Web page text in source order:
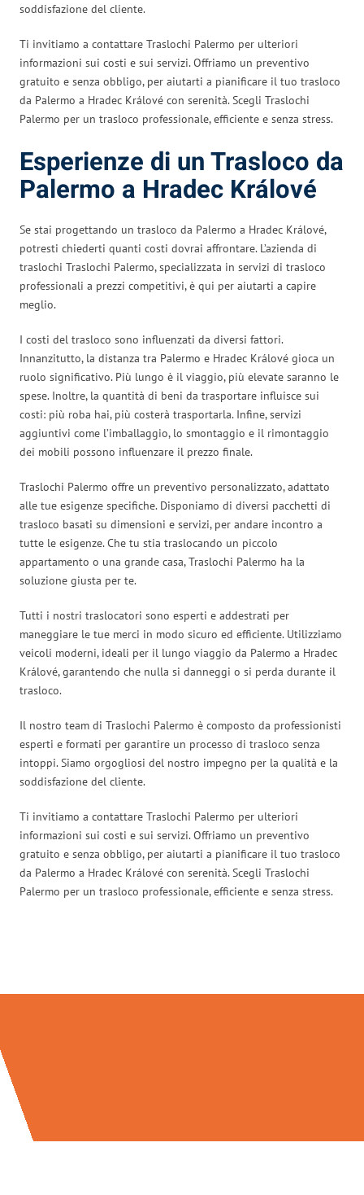
soddisfazione del cliente.
Ti invitiamo a contattare Traslochi Palermo per ulteriori
informazioni sui costi e sui servizi. Offriamo un preventivo
gratuito e senza obbligo, per aiutarti a pianificare il tuo trasloco
da Palermo a Hradec Králové con serenità. Scegli Traslochi
Palermo per un trasloco professionale, efficiente e senza stress.
Esperienze di un Trasloco da
Palermo a Hradec Králové
Se stai progettando un trasloco da Palermo a Hradec Králové,
potresti chiederti quanti costi dovrai affrontare. L’azienda di
traslochi Traslochi Palermo, specializzata in servizi di trasloco
professionali a prezzi competitivi, è qui per aiutarti a capire
meglio.
I costi del trasloco sono influenzati da diversi fattori.
Innanzitutto, la distanza tra Palermo e Hradec Králové gioca un
ruolo significativo. Più lungo è il viaggio, più elevate saranno le
spese. Inoltre, la quantità di beni da trasportare influisce sui
costi: più roba hai, più costerà trasportarla. Infine, servizi
aggiuntivi come l’imballaggio, lo smontaggio e il rimontaggio
dei mobili possono influenzare il prezzo finale.
Traslochi Palermo offre un preventivo personalizzato, adattato
alle tue esigenze specifiche. Disponiamo di diversi pacchetti di
trasloco basati su dimensioni e servizi, per andare incontro a
tutte le esigenze. Che tu stia traslocando un piccolo
appartamento o una grande casa, Traslochi Palermo ha la
soluzione giusta per te.
Tutti i nostri traslocatori sono esperti e addestrati per
maneggiare le tue merci in modo sicuro ed efficiente. Utilizziamo
veicoli moderni, ideali per il lungo viaggio da Palermo a Hradec
Králové, garantendo che nulla si danneggi o si perda durante il
trasloco.
Il nostro team di Traslochi Palermo è composto da professionisti
esperti e formati per garantire un processo di trasloco senza
intoppi. Siamo orgogliosi del nostro impegno per la qualità e la
soddisfazione del cliente.
Ti invitiamo a contattare Traslochi Palermo per ulteriori
informazioni sui costi e sui servizi. Offriamo un preventivo
gratuito e senza obbligo, per aiutarti a pianificare il tuo trasloco
da Palermo a Hradec Králové con serenità. Scegli Traslochi
Palermo per un trasloco professionale, efficiente e senza stress.